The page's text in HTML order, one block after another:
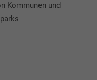
Kommunen und